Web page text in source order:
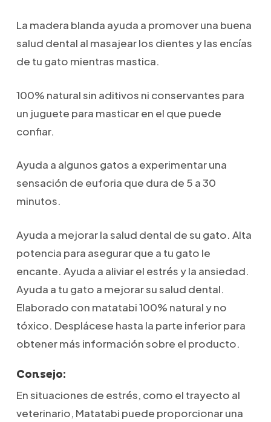
La madera blanda ayuda a promover una buena
salud dental al masajear los dientes y las encías
de tu gato mientras mastica.
100% natural sin aditivos ni conservantes para
un juguete para masticar en el que puede
confiar.
Ayuda a algunos gatos a experimentar una
sensación de euforia que dura de 5 a 30
minutos.
Ayuda a mejorar la salud dental de su gato. Alta
potencia para asegurar que a tu gato le
encante. Ayuda a aliviar el estrés y la ansiedad.
Ayuda a tu gato a mejorar su salud dental.
Elaborado con matatabi 100% natural y no
tóxico. Desplácese hasta la parte inferior para
obtener más información sobre el producto.
Consejo:
En situaciones de estrés, como el trayecto al
veterinario, Matatabi puede proporcionar una